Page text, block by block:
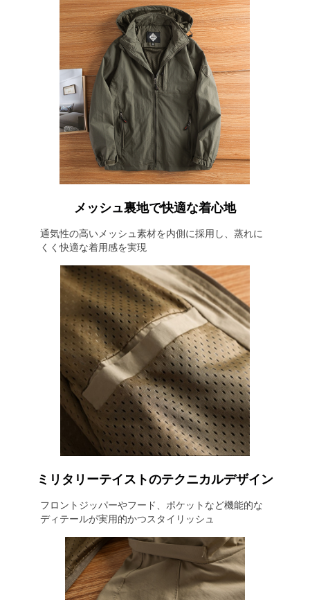
メッシュ裏地で快適な着心地
通気性の高いメッシュ素材を内側に採用し、蒸れに
くく快適な着用感を実現
ミリタリーテイストのテクニカルデザイン
フロントジッパーやフード、ポケットなど機能的な
ディテールが実用的かつスタイリッシュ